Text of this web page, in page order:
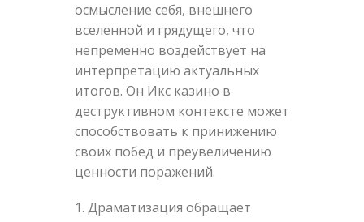
осмысление себя, внешнего
вселенной и грядущего, что
непременно воздействует на
интерпретацию актуальных
итогов. Он Икс казино в
деструктивном контексте может
способствовать к принижению
своих побед и преувеличению
ценности поражений.
Драматизация обращает